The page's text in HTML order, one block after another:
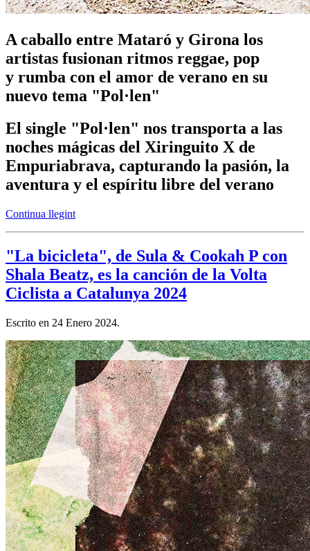
A caballo entre Mataró y Girona los
artistas fusionan ritmos reggae, pop
y rumba con el amor de verano en su
nuevo tema "Pol·len"
El single "Pol·len" nos transporta a las
noches mágicas del Xiringuito X de
Empuriabrava, capturando la pasión, la
aventura y el espíritu libre del verano
Continua llegint
"La bicicleta", de Sula & Cookah P con
Shala Beatz, es la canción de la Volta
Ciclista a Catalunya 2024
Escrito en 24 Enero 2024.